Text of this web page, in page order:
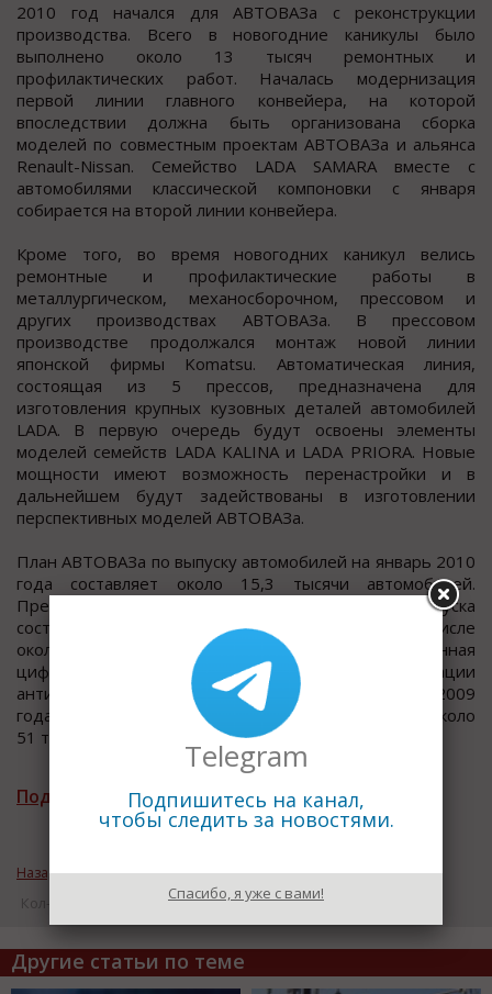
2010 год начался для АВТОВАЗа с реконструкции
производства. Всего в новогодние каникулы было
выполнено около 13 тысяч ремонтных и
профилактических работ. Началась модернизация
первой линии главного конвейера, на которой
впоследствии должна быть организована сборка
моделей по совместным проектам АВТОВАЗа и альянса
Renault-Nissan. Семейство LADA SAMARA вместе с
автомобилями классической компоновки с января
собирается на второй линии конвейера.
Кроме того, во время новогодних каникул велись
ремонтные и профилактические работы в
металлургическом, механосборочном, прессовом и
других производствах АВТОВАЗа. В прессовом
производстве продолжался монтаж новой линии
японской фирмы Komatsu. Автоматическая линия,
состоящая из 5 прессов, предназначена для
изготовления крупных кузовных деталей автомобилей
LADA. В первую очередь будут освоены элементы
моделей семейств LADA KALINA и LADA PRIORA. Новые
мощности имеют возможность перенастройки и в
дальнейшем будут задействованы в изготовлении
перспективных моделей АВТОВАЗа.
План АВТОВАЗа по выпуску автомобилей на январь 2010
года составляет около 15,3 тысячи автомобилей.
Предварительно утвержденный годовой план выпуска
составляет около 446 тысяч автомобилей (в том числе
около 40 тысяч автомобилей для экспорта). Данная
цифра была озвучена во время презентации
антикризисной программы АВТОВАЗа в октябре 2009
года. Также в 2010 году планируется изготовить около
51 тысячи сборочных комплектов.
Подписаться на рассылку новостей
Назад к рубрике «Новости промышленности»
Кол-во просмотров: 17045
Другие статьи по теме
Telegram
Подпишитесь на канал,
чтобы следить за новостями.
Спасибо, я уже с вами!